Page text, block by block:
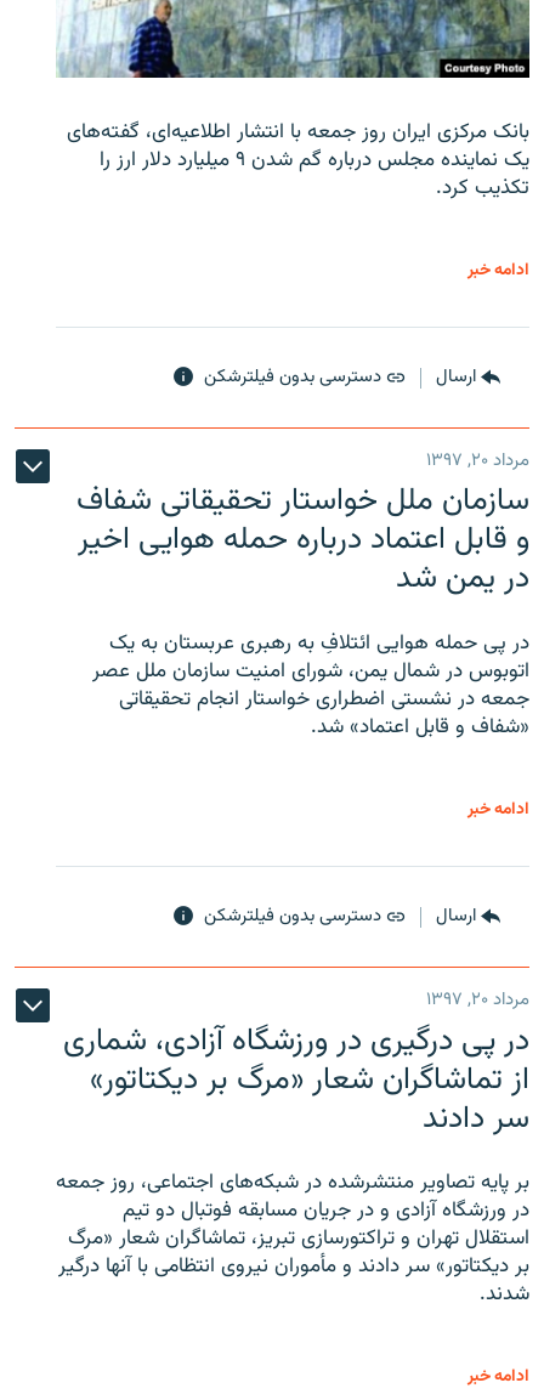
بانک مرکزی ایران روز جمعه با انتشار اطلاعیه‌ای، گفته‌های
یک نماینده مجلس درباره گم شدن ۹ میلیارد دلار ارز را
تکذیب کرد.
ادامه خبر
ارسال دسترسی بدون فیلترشکن
مرداد ۲۰, ۱۳۹۷
سازمان ملل خواستار تحقیقاتی شفاف
و قابل اعتماد درباره حمله هوایی اخیر
در یمن شد
در پی حمله هوایی ائتلافِ به رهبری عربستان به یک
اتوبوس در شمال یمن، شورای امنیت سازمان ملل عصر
جمعه در نشستی اضطراری خواستار انجام تحقیقاتی
«شفاف و قابل اعتماد» شد.
ادامه خبر
ارسال دسترسی بدون فیلترشکن
مرداد ۲۰, ۱۳۹۷
در پی درگیری در ورزشگاه آزادی، شماری
از تماشاگران شعار «مرگ بر دیکتاتور»
سر دادند
بر پایه تصاویر منتشرشده در شبکه‌های اجتماعی، روز جمعه
در ورزشگاه آزادی و در جریان مسابقه فوتبال دو تیم
استقلال تهران و تراکتورسازی تبریز، تماشاگران شعار «مرگ
بر دیکتاتور» سر دادند و مأموران نیروی انتظامی با آنها درگیر
شدند.
ادامه خبر